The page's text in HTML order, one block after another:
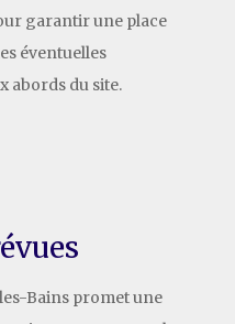
garantir une place
éventuelles
abords du site.
Bains promet une